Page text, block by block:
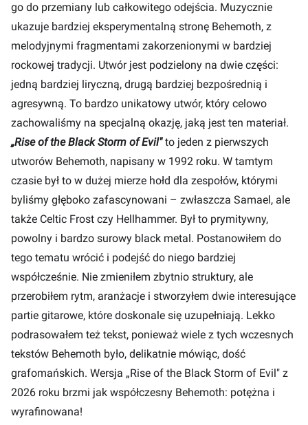
go do przemiany lub całkowitego odejścia. Muzycznie
ukazuje bardziej eksperymentalną stronę Behemoth, z
melodyjnymi fragmentami zakorzenionymi w bardziej
rockowej tradycji. Utwór jest podzielony na dwie części:
jedną bardziej liryczną, drugą bardziej bezpośrednią i
agresywną. To bardzo unikatowy utwór, który celowo
zachowaliśmy na specjalną okazję, jaką jest ten materiał.
„Rise of the Black Storm of Evil"to jeden z pierwszych
utworów Behemoth, napisany w 1992 roku. W tamtym
czasie był to w dużej mierze hołd dla zespołów, którymi
byliśmy głęboko zafascynowani – zwłaszcza Samael, ale
także Celtic Frost czy Hellhammer. Był to prymitywny,
powolny i bardzo surowy black metal. Postanowiłem do
tego tematu wrócić i podejść do niego bardziej
współcześnie. Nie zmieniłem zbytnio struktury, ale
przerobiłem rytm, aranżacje i stworzyłem dwie interesujące
partie gitarowe, które doskonale się uzupełniają. Lekko
podrasowałem też tekst, ponieważ wiele z tych wczesnych
tekstów Behemoth było, delikatnie mówiąc, dość
grafomańskich. Wersja „Rise of the Black Storm of Evil" z
2026 roku brzmi jak współczesny Behemoth: potężna i
wyrafinowana!